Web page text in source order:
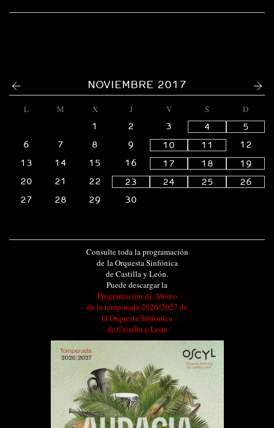
NOVIEMBRE 2017
L M X J V S
D
1
2 3 4
5
6
7 8 9 10 11
12
13
14 15 16 17 18
19
20
21 22 23 24 25
26
27
28 29 30
Consulte toda la programación
de la Orquesta Sinfónica
de Castilla y León.
Puede descargar la
Programación de Abono
de la temporada 2026/2027 de
la Orquesta Sinfónica
de Castilla y León